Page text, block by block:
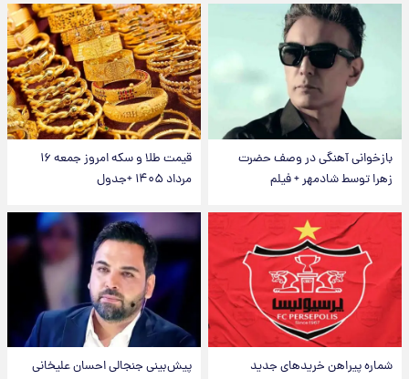
بازخوانی آهنگی در وصف حضرت
زهرا توسط شادمهر + فیلم
قیمت طلا و سکه امروز جمعه ۱۶
مرداد ۱۴۰۵ +جدول
شماره پیراهن خریدهای جدید
پیش‌بینی جنجالی احسان علیخانی